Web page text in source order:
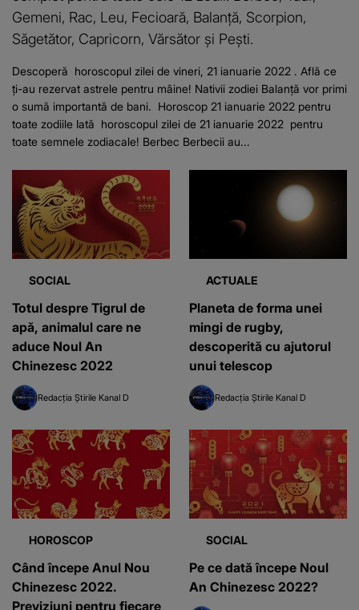
Gemeni, Rac, Leu, Fecioară, Balanță, Scorpion,
Săgetător, Capricorn, Vărsător și Pești.
Descoperă horoscopul zilei de vineri, 21 ianuarie 2022 . Află ce
ți-au rezervat astrele pentru mâine! Nativii zodiei Balanță vor primi
o sumă importantă de bani. Horoscop 21 ianuarie 2022 pentru
toate zodiile Iată horoscopul zilei de 21 ianuarie 2022 pentru
toate semnele zodiacale! Berbec Berbecii au...
SOCIAL
Totul despre Tigrul de
apă, animalul care ne
aduce Noul An
Chinezesc 2022
Redacția Știrile Kanal D
ACTUALE
Planeta de forma unei
mingi de rugby,
descoperită cu ajutorul
unui telescop
Redacția Știrile Kanal D
HOROSCOP
Când începe Anul Nou
Chinezesc 2022.
Previziuni pentru fiecare
SOCIAL
Pe ce dată începe Noul
An Chinezesc 2022?